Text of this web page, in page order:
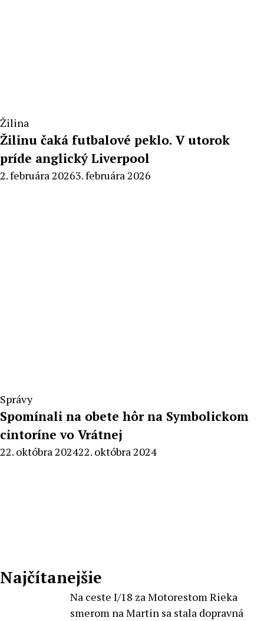
Žilina
Žilinu čaká futbalové peklo. V utorok
príde anglický Liverpool
By
2. februára 20263. februára 2026
Správy
Spomínali na obete hôr na Symbolickom
cintoríne vo Vrátnej
By
22. októbra 202422. októbra 2024
Najčítanejšie
Na ceste I/18 za Motorestom Rieka
smerom na Martin sa stala dopravná